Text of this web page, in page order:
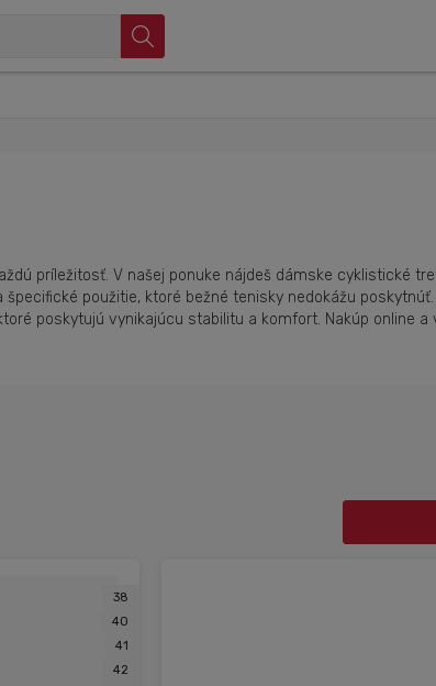
príležitosť. V našej ponuke nájdeš dámske cyklistické
použitie, ktoré bežné tenisky nedokážu
poskytujú vynikajúcu stabilitu a komfort. Nakúp online
38
40
41
42